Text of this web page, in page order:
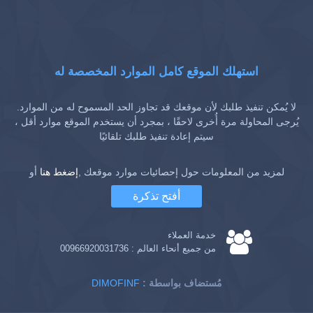
استهلك الموقع كامل الموارد المخصصة له
لا يُمكن تنفيذ طلبك لأن موقعك قد تجاوز الحد المسموح له من الموارد.
يُرجى المحاولة مرة أُخرى لاحقًا ، بمجرد أن يستخدم الموقع موارد أقل ،
سيتم إعادة تنفيذ طلبك تلقائيًا
لمزيد من المعلومات حول إحصائيات موارد موقعك ,إضغط هنا أو
أفتح تذكرة
خدمة العملاء
من جميع أنحاء العالم : 00966920031736
DIMOFINF : مُستضاف بواسطة